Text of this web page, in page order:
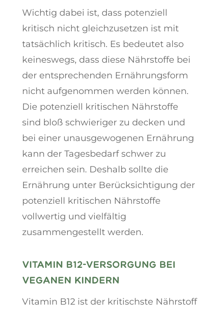
Wichtig dabei ist, dass potenziell
kritisch nicht gleichzusetzen ist mit
tatsächlich kritisch. Es bedeutet also
keineswegs, dass diese Nährstoffe bei
der entsprechenden Ernährungsform
nicht aufgenommen werden können.
Die potenziell kritischen Nährstoffe
sind bloß schwieriger zu decken und
bei einer unausgewogenen Ernährung
kann der Tagesbedarf schwer zu
erreichen sein. Deshalb sollte die
Ernährung unter Berücksichtigung der
potenziell kritischen Nährstoffe
vollwertig und vielfältig
zusammengestellt werden.
VITAMIN B12-VERSORGUNG BEI
VEGANEN KINDERN
Vitamin B12 ist der kritischste Nährstoff